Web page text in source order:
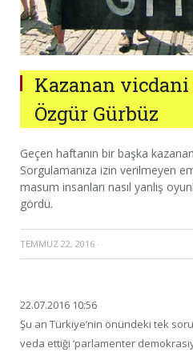
Kazanan
Özgür Gürbüz
Geçen haftanın bir başka
Sorgulamanıza izin verilmeyen
masum insanları nasıl yanlış
gördü.
TEMMUZ 22, 2016 ·
22.07.2016 10:56
Şu an Türkiye’nin önündeki tek
veda ettiği ‘parlamenter